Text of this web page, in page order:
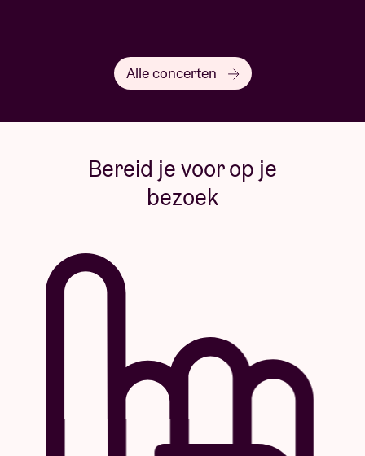
Gemeenschap en de Vlaamse
Gemeenschapscommissie (VGC).
Alle concerten
Bereid je voor op je
bezoek